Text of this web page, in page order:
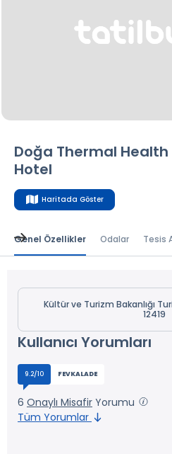
Doğa Thermal Health
Hotel
Haritada Göster
Genel Özellikler Odalar Tesis
Kültür ve Turizm Bakanlığı
12419
Kullanıcı Yorumları
9.2/10 FEVKALADE
6 Onaylı Misafir Yorumu
Tüm Yorumlar